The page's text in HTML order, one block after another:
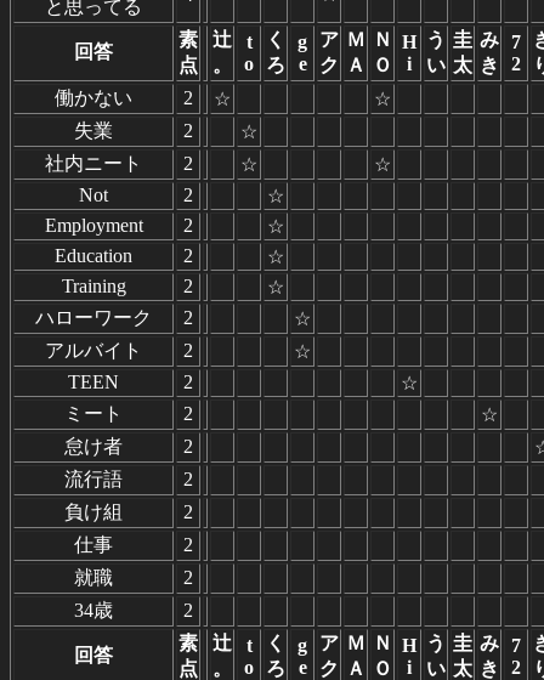
と思ってる
回答
素
点
辻
。
t
o
く
ろ
g
e
ア
ク
Ｍ
Ａ
Ｎ
Ｏ
H
i
う
い
圭
太
み
き
7
2
働かない
2 ☆
☆
失業
2
☆
社内ニート
2 ☆
☆
Not
2
☆
Employment
2
☆
Education
2
☆
Training
2
☆
ハローワーク
2
☆
アルバイト
2
☆
TEEN
2
☆
ミート
2
☆
怠け者
2
流行語
2
負け組
2
仕事
2
就職
2
34歳
2
回答
素
点
辻
。
t
o
く
ろ
g
e
ア
ク
Ｍ
Ａ
Ｎ
Ｏ
H
i
う
い
圭
太
み
き
7
2